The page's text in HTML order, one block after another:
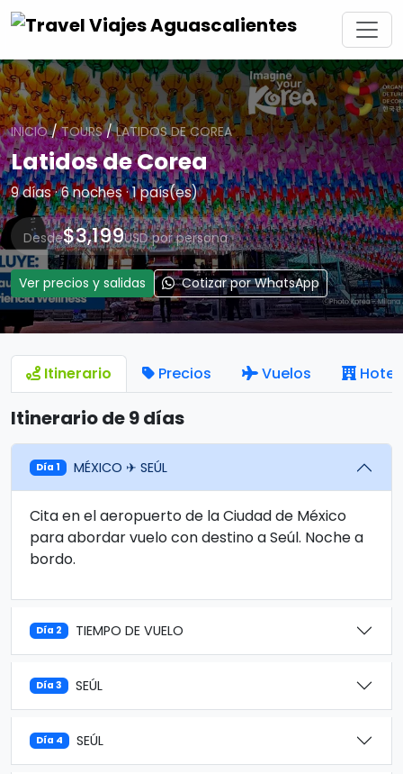
INICIO/TOURS/LATIDOS DE COREA
Latidos de Corea
9 días · 6 noches · 1 país(es)
Desde$3,199USD por persona
Ver precios y salidas Cotizar por WhatsApp
Itinerario Precios Vuelos
Itinerario de 9 días
Día 1 MÉXICO ✈ SEÚL
Cita en el aeropuerto de la Ciudad de México
para abordar vuelo con destino a Seúl. Noche a
bordo.
Día 2 TIEMPO DE VUELO
Día 3 SEÚL
Día 4 SEÚL